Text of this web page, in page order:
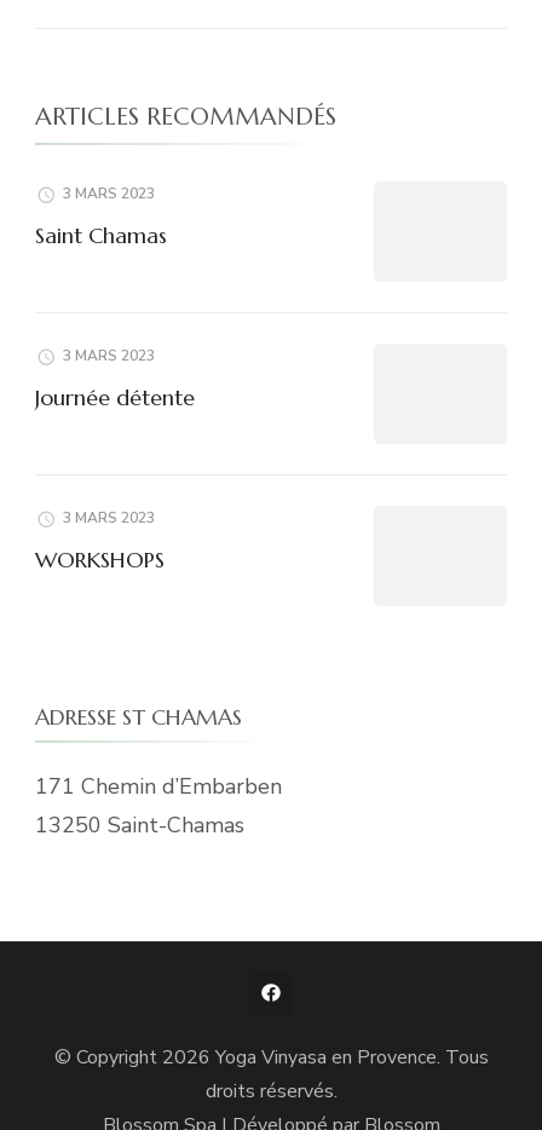
ARTICLES RECOMMANDÉS
3 MARS 2023
Saint Chamas
3 MARS 2023
Journée détente
3 MARS 2023
WORKSHOPS
ADRESSE ST CHAMAS
171 Chemin d’Embarben
13250 Saint-Chamas
© Copyright 2026Yoga Vinyasa en Provence. Tous
droits réservés.
Blossom Spa | Développé par Blossom